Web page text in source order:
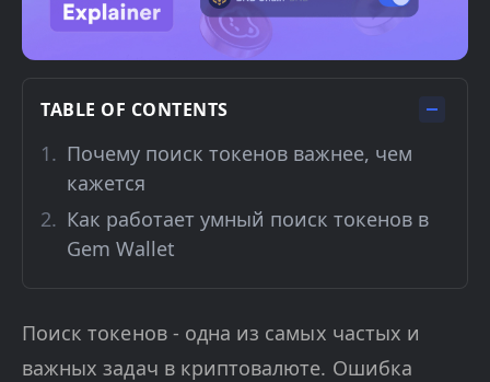
TABLE OF CONTENTS
Почему поиск токенов важнее, чем
кажется
Как работает умный поиск токенов в
Gem Wallet
Поиск токенов - одна из самых частых и
важных задач в криптовалюте. Ошибка